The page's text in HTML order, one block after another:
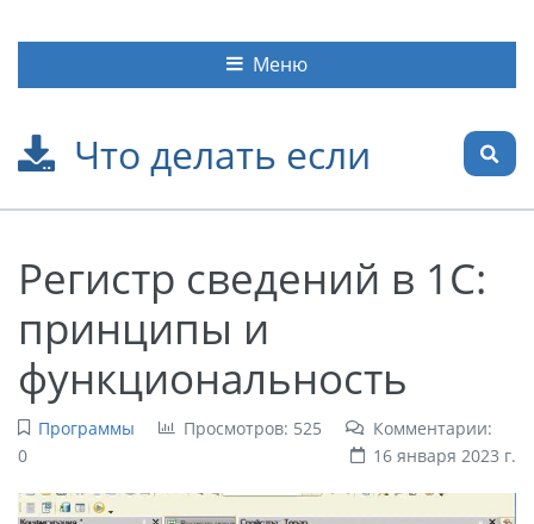
Что делать если
Меню
Регистр сведений в 1С:
принципы и
функциональность
Программы Просмотров: 525
Комментарии:
0
16 января 2023 г.